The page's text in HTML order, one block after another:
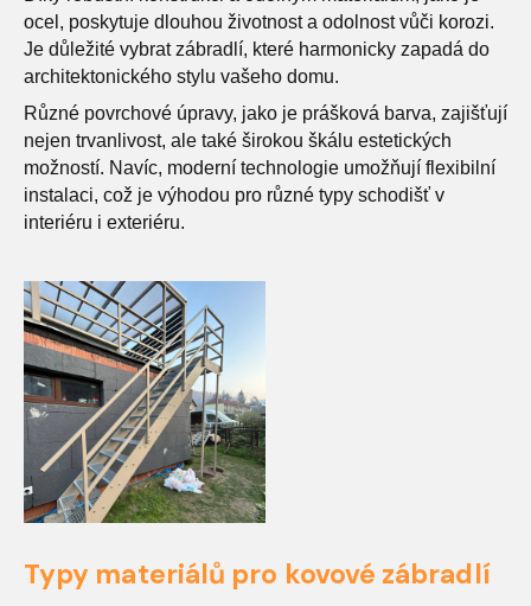
ocel, poskytuje dlouhou životnost a odolnost vůči korozi.
Je důležité vybrat zábradlí, které harmonicky zapadá do
architektonického stylu vašeho domu.
Různé povrchové úpravy, jako je prášková barva, zajišťují
nejen trvanlivost, ale také širokou škálu estetických
možností. Navíc, moderní technologie umožňují flexibilní
instalaci, což je výhodou pro různé typy schodišť v
interiéru i exteriéru.
Typy materiálů pro kovové zábradlí